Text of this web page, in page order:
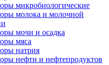
микробиологические
молока и молочной
мочи и осадка
мяса
натрия
нефти и нефтепродуктов